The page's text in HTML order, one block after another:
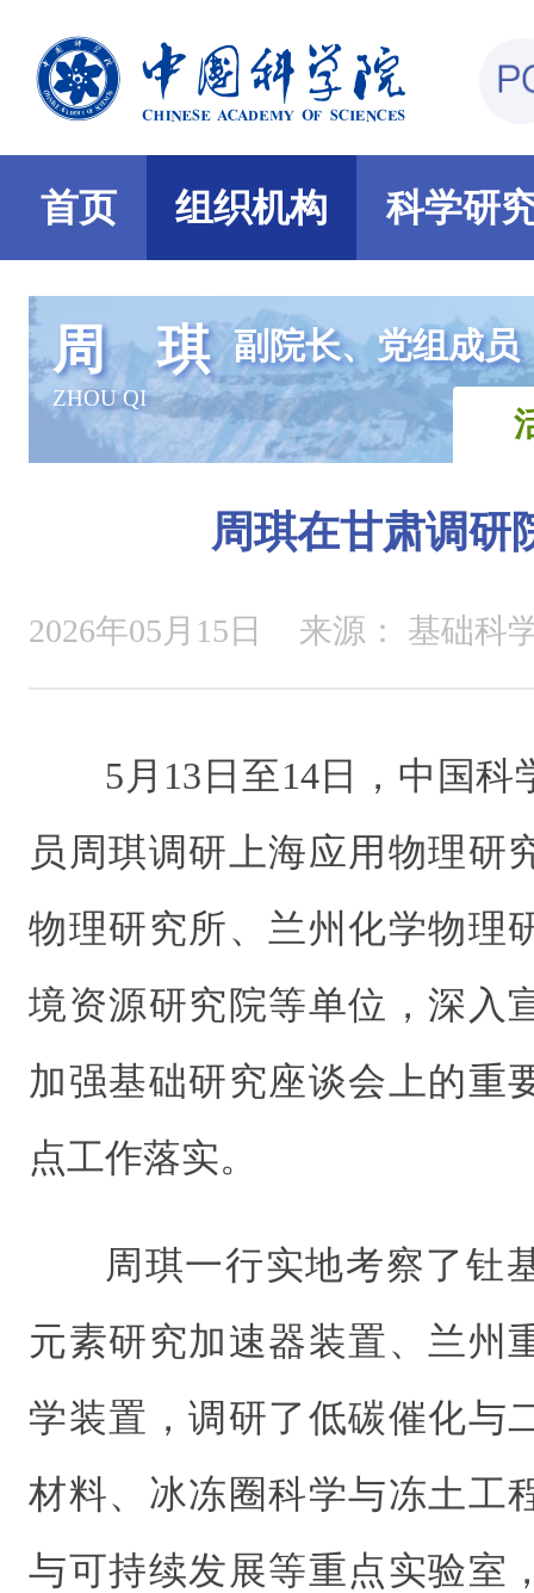
首页 组织机构 科学研
周 琪
ZHOU QI
副院长、党组成员
周琪在甘肃调研
2026年05月15日 来源： 基础科
5月13日至14日，中国
员周琪调研上海应用物理研
物理研究所、兰州化学物理
境资源研究院等单位，深入
加强基础研究座谈会上的重
点工作落实。
周琪一行实地考察了钍
元素研究加速器装置、兰州
学装置，调研了低碳催化与
材料、冰冻圈科学与冻土工
与可持续发展等重点实验室